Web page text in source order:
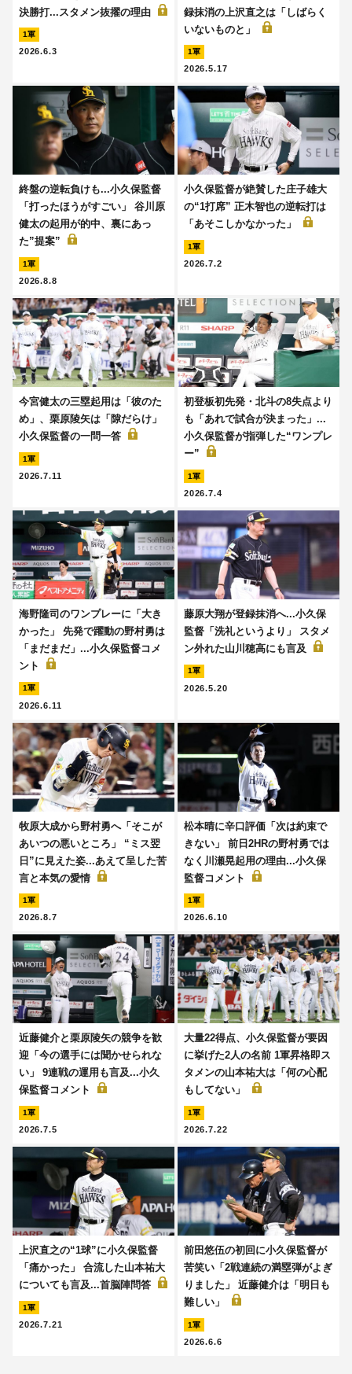
決勝打...スタメン抜擢の理由
1軍
2026.6.3
録抹消の上沢直之は「しばらく
いないものと」
1軍
2026.5.17
終盤の逆転負けも...小久保監督
「打ったほうがすごい」 谷川原
健太の起用が的中、裏にあっ
た”提案”
1軍
2026.8.8
小久保監督が絶賛した庄子雄大
の“1打席” 正木智也の逆転打は
「あそこしかなかった」
1軍
2026.7.2
今宮健太の三塁起用は「彼のた
め」、栗原陵矢は「隙だらけ」
小久保監督の一問一答
1軍
2026.7.11
初登板初先発・北斗の8失点より
も「あれで試合が決まった」...
小久保監督が指弾した“ワンプレ
ー”
1軍
2026.7.4
海野隆司のワンプレーに「大き
かった」 先発で躍動の野村勇は
「まだまだ」...小久保監督コメ
ント
1軍
2026.6.11
藤原大翔が登録抹消へ...小久保
監督「洗礼というより」 スタメ
ン外れた山川穂高にも言及
1軍
2026.5.20
牧原大成から野村勇へ「そこが
あいつの悪いところ」 “ミス翌
日”に見えた姿...あえて呈した苦
言と本気の愛情
1軍
2026.8.7
松本晴に辛口評価「次は約束で
きない」 前日2HRの野村勇では
なく川瀬晃起用の理由...小久保
監督コメント
1軍
2026.6.10
近藤健介と栗原陵矢の競争を歓
迎「今の選手には聞かせられな
い」 9連戦の運用も言及...小久
保監督コメント
1軍
2026.7.5
大量22得点、小久保監督が要因
に挙げた2人の名前 1軍昇格即ス
タメンの山本祐大は「何の心配
もしてない」
1軍
2026.7.22
上沢直之の“1球”に小久保監督
「痛かった」 合流した山本祐大
についても言及...首脳陣問答
1軍
2026.7.21
前田悠伍の初回に小久保監督が
苦笑い「2戦連続の満塁弾がよぎ
りました」 近藤健介は「明日も
難しい」
1軍
2026.6.6